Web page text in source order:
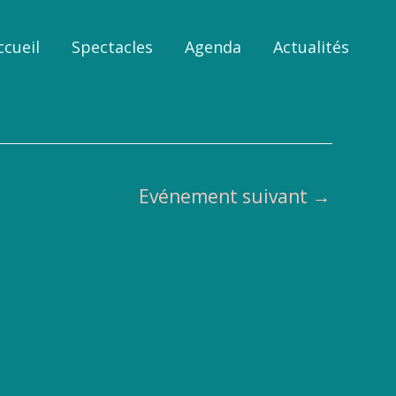
Spectacles Agenda Actualités
Evénement suivant →